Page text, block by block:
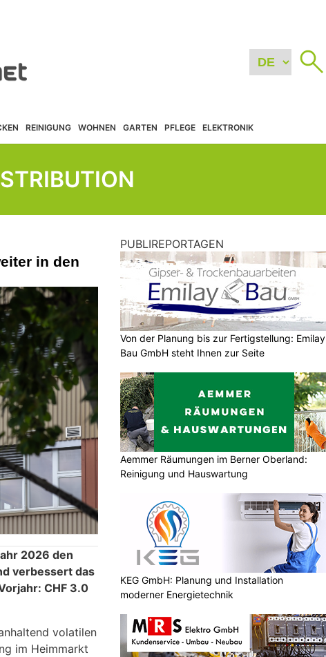
REINIGUNG WOHNEN GARTEN PFLEGE ELEKTRONIK
in den
2026 den
verbessert das
CHF 3.0
volatilen
im Heimmarkt
PUBLIREPORTAGEN
Von der Planung bis zur Fertigstellung: Emilay
Bau GmbH steht Ihnen zur Seite
Aemmer Räumungen im Berner Oberland:
Reinigung und Hauswartung
KEG GmbH: Planung und Installation
moderner Energietechnik